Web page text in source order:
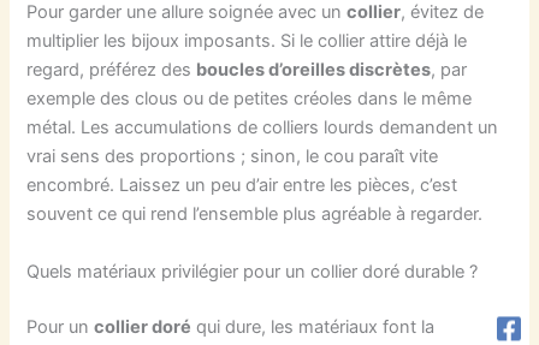
Pour garder une allure soignée avec uncollier, évitez de
multiplier les bijoux imposants. Si le collier attire déjà le
regard, préférez des boucles d’oreilles discrètes, par
exemple des clous ou de petites créoles dans le même
métal. Les accumulations de colliers lourds demandent un
vrai sens des proportions ; sinon, le cou paraît vite
encombré. Laissez un peu d’air entre les pièces, c’est
souvent ce qui rend l’ensemble plus agréable à regarder.
Quels matériaux privilégier pour un collier doré durable ?
Pour uncollier doré qui dure, les matériaux font la